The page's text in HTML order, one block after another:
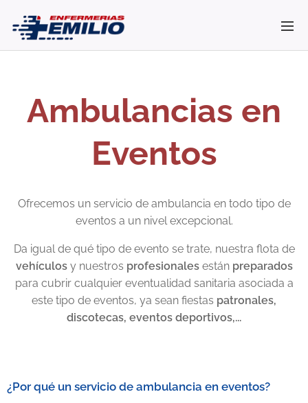
Ambulancias en
Eventos
Ofrecemos un servicio de ambulancia en todo tipo de
eventos a un nivel excepcional.
Da igual de qué tipo de evento se trate, nuestra flota de
vehículosy nuestros profesionalesestán preparados
para cubrir cualquier eventualidad sanitaria asociada a
este tipo de eventos, ya sean fiestas patronales,
discotecas, eventos deportivos,...
¿Por qué un servicio de ambulancia en eventos?